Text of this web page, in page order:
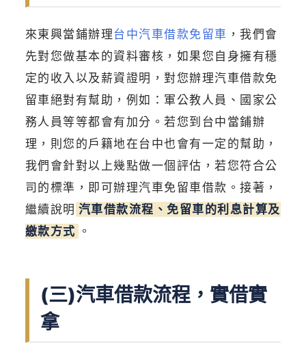
來東興當鋪辦理台中汽車借款免留車 ，我們會
先對您做基本的資料審核，如果您自身擁有穩
定的收入以及薪資證明，對您辦理汽車借款免
留車絕對有幫助，例如：軍公教人員、國家公
務人員等等都會有加分。若您到台中當鋪辦
理，則您的戶籍地在台中也會有一定的幫助，
我們會針對以上幾點做一個評估，若您符合公
司的標準，即可辦理汽車免留車借款。接著，
繼續說明 汽車借款流程、免留車的利息計算及
繳款方式 。
(三)汽車借款流程，實借實
拿